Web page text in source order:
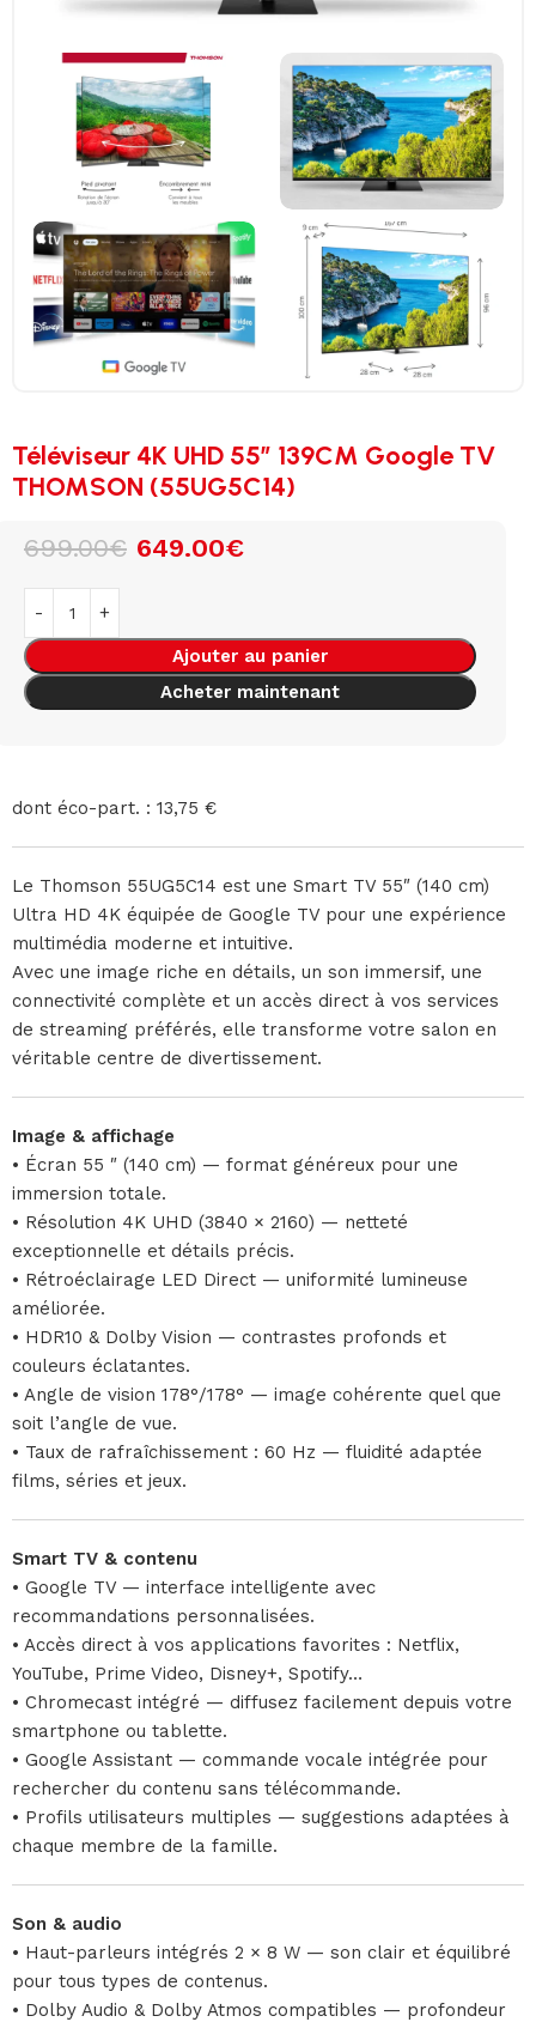
Téléviseur 4K UHD 55″ 139CM Google TV
THOMSON (55UG5C14)
699.00€ 649.00€
Ajouter au panier
Acheter maintenant
dont éco-part. : 13,75 €
Le Thomson 55UG5C14 est une Smart TV 55″ (140 cm)
Ultra HD 4K équipée de Google TV pour une expérience
multimédia moderne et intuitive.
Avec une image riche en détails, un son immersif, une
connectivité complète et un accès direct à vos services
de streaming préférés, elle transforme votre salon en
véritable centre de divertissement.
Image & affichage
• Écran 55 ″ (140 cm) — format généreux pour une
immersion totale.
• Résolution 4K UHD (3840 × 2160) — netteté
exceptionnelle et détails précis.
• Rétroéclairage LED Direct — uniformité lumineuse
améliorée.
• HDR10 & Dolby Vision — contrastes profonds et
couleurs éclatantes.
• Angle de vision 178°/178° — image cohérente quel que
soit l’angle de vue.
• Taux de rafraîchissement : 60 Hz — fluidité adaptée
films, séries et jeux.
Smart TV & contenu
• Google TV — interface intelligente avec
recommandations personnalisées.
• Accès direct à vos applications favorites : Netflix,
YouTube, Prime Video, Disney+, Spotify…
• Chromecast intégré — diffusez facilement depuis votre
smartphone ou tablette.
• Google Assistant — commande vocale intégrée pour
rechercher du contenu sans télécommande.
• Profils utilisateurs multiples — suggestions adaptées à
chaque membre de la famille.
Son & audio
• Haut-parleurs intégrés 2 × 8 W — son clair et équilibré
pour tous types de contenus.
• Dolby Audio & Dolby Atmos compatibles — profondeur